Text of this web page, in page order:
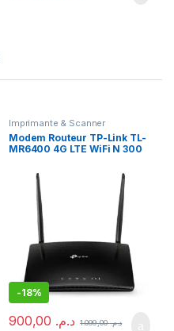
Imprimante & Scanner
Modem Routeur TP-Link TL-
MR6400 4G LTE WiFi N 300
-18%
د.م. د.م.1.099,00